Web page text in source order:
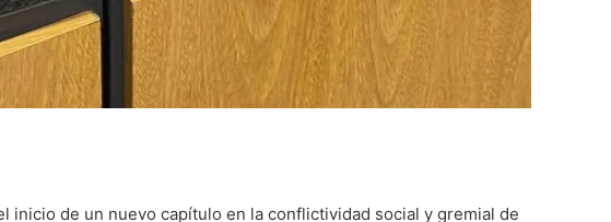
inicio de un nuevo capítulo en la conflictividad social y gremial de